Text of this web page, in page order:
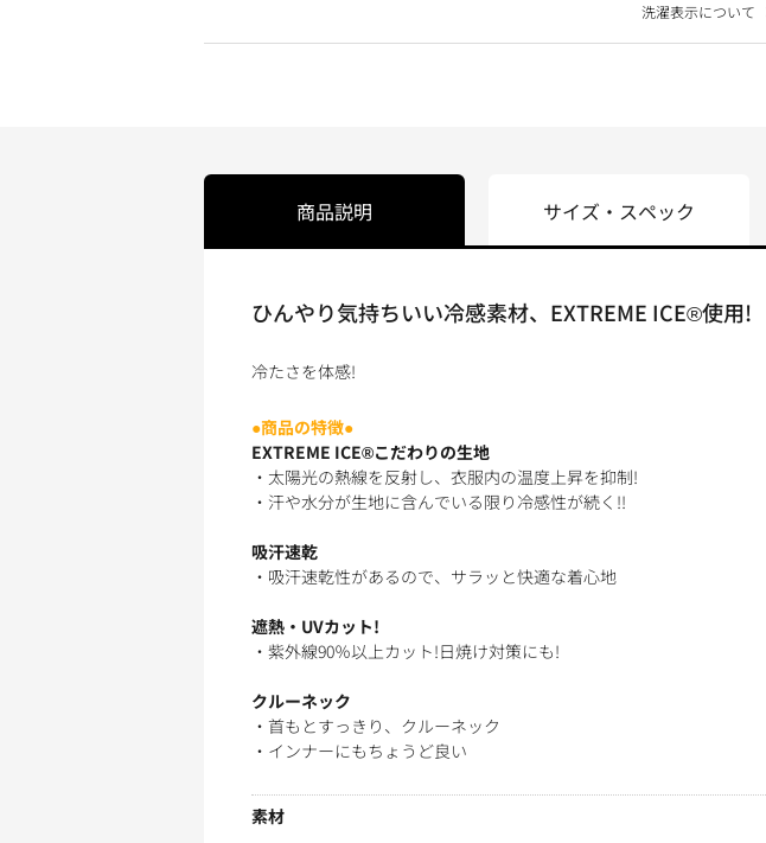
洗濯表示について
商品説明
ひんやり気持ちいい冷感素材、EXTREME ICE®使用!
冷たさを体感!
●商品の特徴●
EXTREME ICE®こだわりの生地
・太陽光の熱線を反射し、衣服内の温度上昇を抑制!
・汗や水分が生地に含んでいる限り冷感性が続く!!
吸汗速乾
・吸汗速乾性があるので、サラッと快適な着心地
遮熱・UVカット!
・紫外線90％以上カット!日焼け対策にも!
クルーネック
・首もとすっきり、クルーネック
・インナーにもちょうど良い
素材
サイズ・スペック